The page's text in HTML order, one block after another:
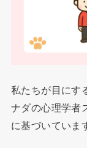
私たちが目にす
ナダの心理学者
に基づいていま